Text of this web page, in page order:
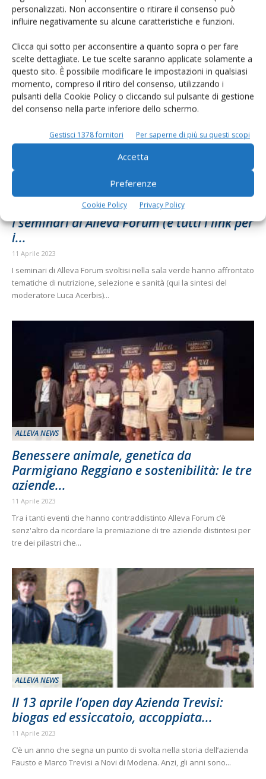
personalizzati. Non acconsentire o ritirare il consenso può
influire negativamente su alcune caratteristiche e funzioni.
Clicca qui sotto per acconsentire a quanto sopra o per fare
scelte dettagliate. Le tue scelte saranno applicate solamente a
questo sito. È possibile modificare le impostazioni in qualsiasi
momento, compreso il ritiro del consenso, utilizzando i
pulsanti della Cookie Policy o cliccando sul pulsante di gestione
del consenso nella parte inferiore dello schermo.
Gestisci 1378 fornitori Per saperne di più su questi scopi
Accetta
Preferenze
Cookie Policy Privacy Policy
video)...
11 Aprile 2023
moderatore Giorgio Setti) si sono concentrati su questioni
economiche e di...
ALLEVA NEWS
I seminari di Alleva Forum (e tutti i link per
i...
11 Aprile 2023
I seminari di Alleva Forum svoltisi nella sala verde hanno affrontato
tematiche di nutrizione, selezione e sanità (qui la sintesi del
moderatore Luca Acerbis)...
ALLEVA NEWS
Benessere animale, genetica da
Parmigiano Reggiano e sostenibilità: le tre
aziende...
11 Aprile 2023
Tra i tanti eventi che hanno contraddistinto Alleva Forum c’è
senz'altro da ricordare la premiazione di tre aziende distintesi per
tre dei pilastri che...
ALLEVA NEWS
Il 13 aprile l’open day Azienda Trevisi:
biogas ed essiccatoio, accoppiata...
11 Aprile 2023
C’è un anno che segna un punto di svolta nella storia dell’azienda
Fausto e Marco Trevisi a Novi di Modena. Anzi, gli anni sono...